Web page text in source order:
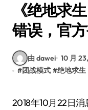
《绝地求
错误，官
由 dawei 10 月
#团战模式 #绝地求
2018年10月22日消息 对于“吃鸡”玩家们来说，这不